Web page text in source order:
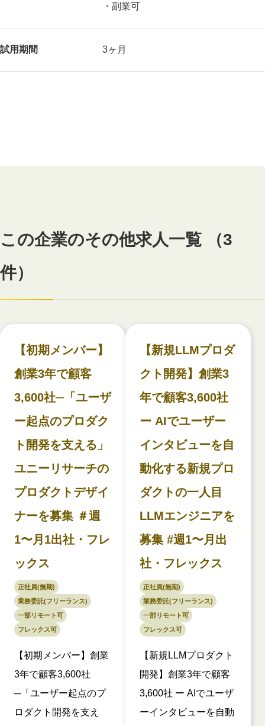
・副業可
試用期間 3ヶ月
この企業のその他求人一覧 （3
件）
【初期メンバー】
創業3年で顧客
3,600社─「ユーザ
ー起点のプロダク
ト開発を支える」
ユニーリサーチの
プロダクトデザイ
ナーを募集 ＃週
1〜月1出社・フレ
ックス
正社員(無期)
業務委託(フリーランス)
一部リモート可
フレックス可
【初期メンバー】創業
3年で顧客3,600社
─「ユーザー起点のプ
ロダクト開発を支え
【新規LLMプロダ
クト開発】創業3
年で顧客3,600社
ー AIでユーザー
インタビューを自
動化する新規プロ
ダクトの一人目
LLMエンジニアを
募集 #週1〜月出
社・フレックス
正社員(無期)
業務委託(フリーランス)
一部リモート可
フレックス可
【新規LLMプロダクト
開発】創業3年で顧客
3,600社 ー AIでユーザ
ーインタビューを自動